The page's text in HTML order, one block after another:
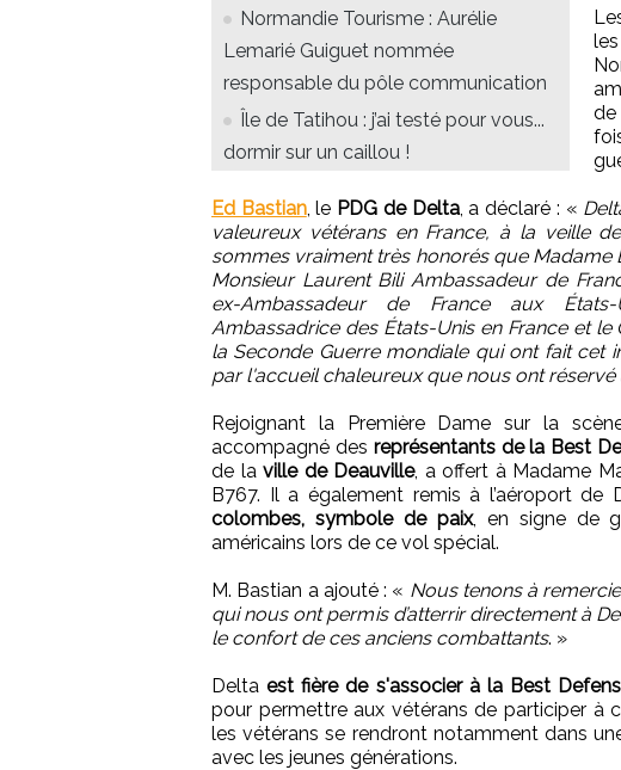
Normandie Tourisme : Aurélie
Lemarié Guiguet nommée
responsable du pôle communication
Île de Tatihou : j’ai testé pour vous...
dormir sur un caillou !
de
Ed Bastian, le PDG de Delta, a déclaré : «
valeureux vétérans en France, à la veille
sommes vraiment très honorés que Madame
Monsieur Laurent Bili Ambassadeur de
ex-Ambassadeur de France aux
Ambassadrice des États-Unis en France et
la Seconde Guerre mondiale qui ont fait cet
par l'accueil chaleureux que nous ont
Rejoignant la Première Dame sur la
accompagné des représentants de la Best
de laville de Deauville, a offert à Madame
B767. Il a également remis à l’aéroport de
colombes, symbole de paix, en signe de
américains lors de ce vol spécial.
M. Bastian a ajouté : « Nous tenons à
qui nous ont permis d’atterrir directement à
le confort de ces anciens combattants. »
Delta est fière de s'associer à la Best
pour permettre aux vétérans de participer à
les vétérans se rendront notamment dans
avec les jeunes générations.